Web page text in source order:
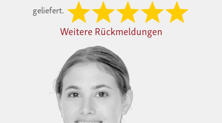
geliefert.
Weitere Rückmeldungen